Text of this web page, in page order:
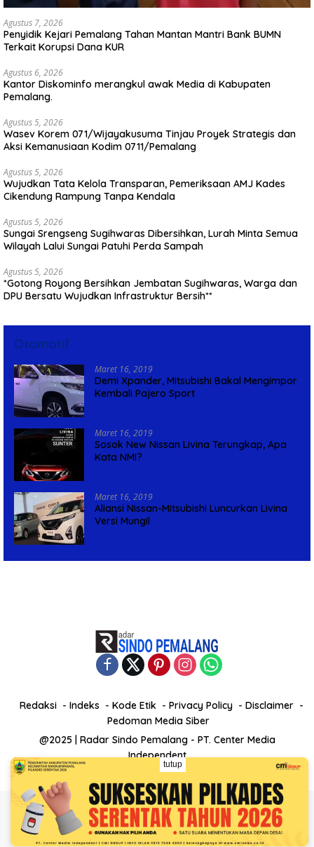
Agustus 7, 2026
Penyidik Kejari Pemalang Tahan Mantan Mantri Bank BUMN
Terkait Korupsi Dana KUR
Agustus 6, 2026
Kantor Diskominfo merangkul awak Media di Kabupaten
Pemalang.
Agustus 5, 2026
Wasev Korem 071/Wijayakusuma Tinjau Proyek Strategis dan
Aksi Kemanusiaan Kodim 0711/Pemalang
Agustus 5, 2026
Wujudkan Tata Kelola Transparan, Pemeriksaan AMJ Kades
Cikendung Rampung Tanpa Kendala
Agustus 5, 2026
Sungai Srengseng Sugihwaras Dibersihkan, Lurah Minta Semua
Wilayah Lalui Sungai Patuhi Perda Sampah
Agustus 5, 2026
*Gotong Royong Bersihkan Jembatan Sugihwaras, Warga dan
DPU Bersatu Wujudkan Infrastruktur Bersih**
Otomotif
Maret 16, 2019
Demi Xpander, Mitsubishi Bakal Mengimpor
Kembali Pajero Sport
Maret 16, 2019
Sosok New Nissan Livina Terungkap, Apa
Kata NMI?
Maret 16, 2019
Aliansi Nissan-Mitsubishi Luncurkan Livina
Versi Mungil
Redaksi Indeks Kode Etik Privacy Policy
Disclaimer
Pedoman Media Siber
@2025 | Radar Sindo Pemalang - PT. Center Media
Independent
tutup